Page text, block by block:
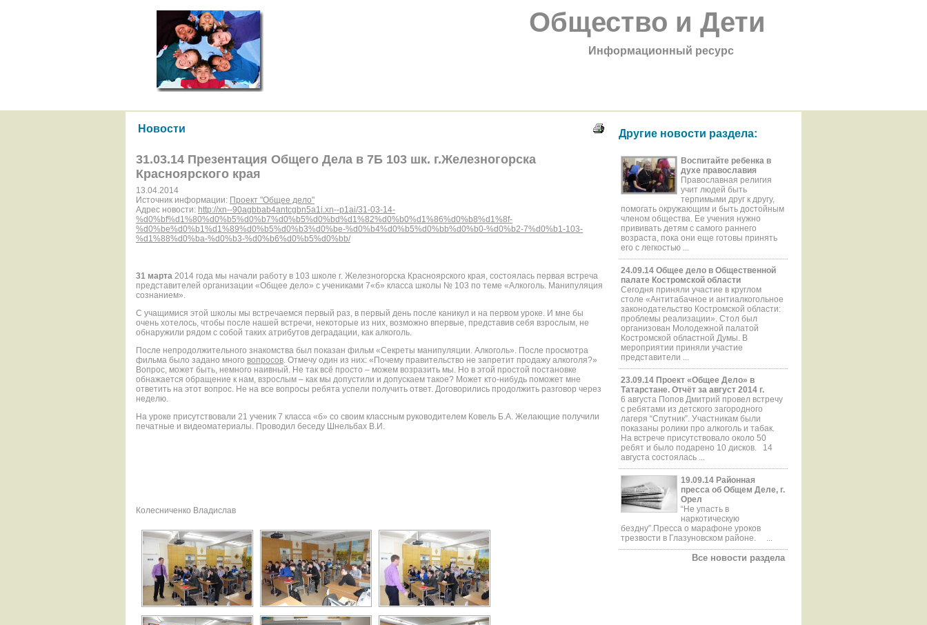
Общество и Дети
Информационный ресурс
Новости
31.03.14 Презентация Общего Дела в 7Б 103 шк. г.Железногорска
Красноярского края
13.04.2014
Источник информации: Проект "Общее дело"
Адрес новости: http://xn--90agbbab4antcgbn5a1i.xn--p1ai/31-03-14-
%d0%bf%d1%80%d0%b5%d0%b7%d0%b5%d0%bd%d1%82%d0%b0%d1%86%d0%b8%d1%8f-
%d0%be%d0%b1%d1%89%d0%b5%d0%b3%d0%be-%d0%b4%d0%b5%d0%bb%d0%b0-%d0%b2-7%d0%b1-103-
%d1%88%d0%ba-%d0%b3-%d0%b6%d0%b5%d0%bb/
31 марта 2014 года мы начали работу в 103 школе г. Железногорска Красноярского края, состоялась первая встреча
представителей организации «Общее дело» с учениками 7«б» класса школы № 103 по теме «Алкоголь. Манипуляция
сознанием».
С учащимися этой школы мы встречаемся первый раз, в первый день после каникул и на первом уроке. И мне бы
очень хотелось, чтобы после нашей встречи, некоторые из них, возможно впервые, представив себя взрослым, не
обнаружили рядом с собой таких атрибутов деградации, как алкоголь.
После непродолжительного знакомства был показан фильм «Секреты манипуляции. Алкоголь». После просмотра
фильма было задано много вопросов. Отмечу один из них: «Почему правительство не запретит продажу алкоголя?»
Вопрос, может быть, немного наивный. Не так всё просто – можем возразить мы. Но в этой простой постановке
обнажается обращение к нам, взрослым – как мы допустили и допускаем такое? Может кто-нибудь поможет мне
ответить на этот вопрос. Не на все вопросы ребята успели получить ответ. Договорились продолжить разговор через
неделю.
На уроке присутствовали 21 ученик 7 класса «б» со своим классным руководителем Ковель Б.А. Желающие получили
печатные и видеоматериалы. Проводил беседу Шнельбах В.И.
Колесниченко Владислав
Другие новости раздела:
Воспитайте ребенка в
духе православия
Православная религия
учит людей быть
терпимыми друг к другу,
помогать окружающим и быть достойным
членом общества. Ее учения нужно
прививать детям с самого раннего
возраста, пока они еще готовы принять
его с легкостью ...
24.09.14 Общее дело в Общественной
палате Костромской области
Сегодня приняли участие в круглом
столе «Антитабачное и антиалкогольное
законодательство Костромской области:
проблемы реализации». Стол был
организован Молодежной палатой
Костромской областной Думы. В
мероприятии приняли участие
представители ...
23.09.14 Проект «Общее Дело» в
Татарстане. Отчёт за август 2014 г.
6 августа Попов Дмитрий провел встречу
с ребятами из детского загородного
лагеря “Спутник”. Участникам были
показаны ролики про алкоголь и табак.
На встрече присутствовало около 50
ребят и было подарено 10 дисков. 14
августа состоялась ...
19.09.14 Районная
пресса об Общем Деле, г.
Орел
“Не упасть в
наркотическую
бездну”.Пресса о марафоне уроков
трезвости в Глазуновском районе. ...
Все новости раздела